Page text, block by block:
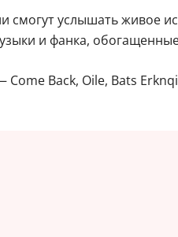
смогут услышать живое
и фанка,
Come Back, Oile, Bats